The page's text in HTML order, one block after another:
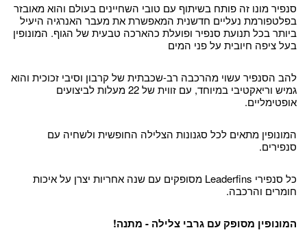
סנפיר מונו זה פותח בשיתוף עם טובי השחיינים בעולם והוא מאובזר
בפלטפורמת נעליים חדשנית המאפשרת את מעבר האנרגיה היעיל
ביותר בכל תנועת סנפיר ופועלת כהארכה טבעית של הגוף. המונופין
בעל ציפה חיובית על פני המים
להב הסנפיר עשוי מהרכבה רב-שכבתית של קרבון וסיבי זכוכית והוא
גמיש וריאקטיבי במיוחד, עם זווית של 22 מעלות לביצועים
אופטימליים.
המונופין מתאים לכל סגנונות הצלילה החופשית ולשחיה עם
סנפירים.
כל סנפירי Leaderfins מסופקים עם שנה אחריות יצרן על איכות
חומרים והרכבה.
המונופין מסופק עם גרבי צלילה - מתנה!